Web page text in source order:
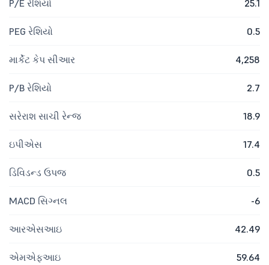
P/E રેશિયો 25.1
PEG રેશિયો 0.5
માર્કેટ કેપ સીઆર 4,258
P/B રેશિયો 2.7
સરેરાશ સાચી રેન્જ 18.9
ઇપીએસ 17.4
ડિવિડન્ડ ઉપજ 0.5
MACD સિગ્નલ -6
આરએસઆઇ 42.49
એમએફઆઇ 59.64